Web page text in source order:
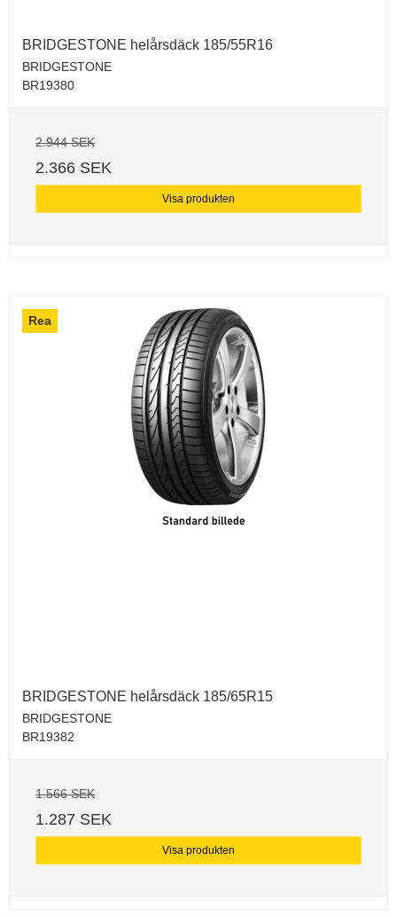
BRIDGESTONE helårsdäck 185/55R16
BRIDGESTONE
BR19380
2.944 SEK
2.366 SEK
Visa produkten
Rea
BRIDGESTONE helårsdäck 185/65R15
BRIDGESTONE
BR19382
1.566 SEK
1.287 SEK
Visa produkten